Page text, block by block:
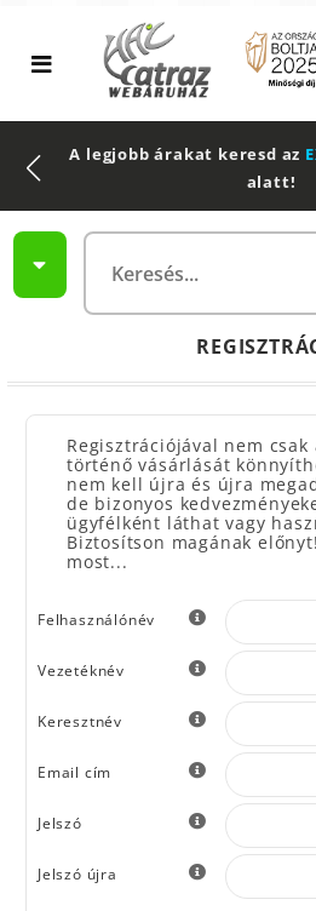
A legjobb árakat keresd az
alatt!
Regisztrációjával nem csak
történő vásárlását
nem kell újra és újra
de bizonyos
ügyfélként láthat vagy
Biztosítson magának
most...
Felhasználónév
Vezetéknév
Keresztnév
Email cím
Jelszó
Jelszó újra